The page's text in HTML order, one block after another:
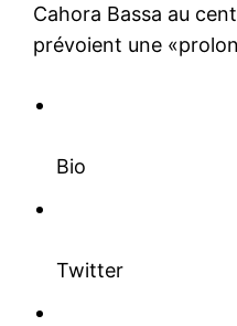
Cahora Bassa au
prévoient une
Bio
Twitter